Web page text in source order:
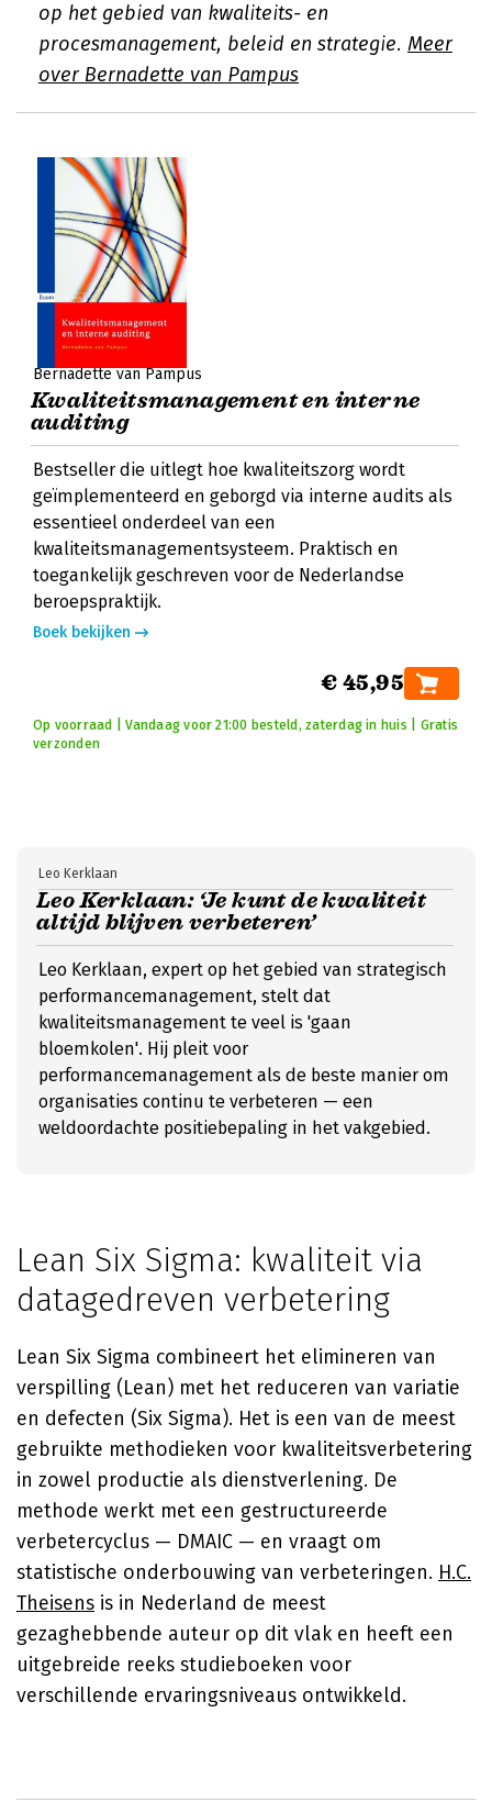
op het gebied van kwaliteits- en
procesmanagement, beleid en strategie. Meer
over Bernadette van Pampus
Bernadette van Pampus
Kwaliteitsmanagement en interne
auditing
Bestseller die uitlegt hoe kwaliteitszorg wordt
geïmplementeerd en geborgd via interne audits als
essentieel onderdeel van een
kwaliteitsmanagementsysteem. Praktisch en
toegankelijk geschreven voor de Nederlandse
beroepspraktijk.
Boek bekijken
€ 45,95
Op voorraad | Vandaag voor 21:00 besteld, zaterdag in huis | Gratis
verzonden
Leo Kerklaan: ‘Je kunt de kwaliteit
altijd blijven verbeteren’
Leo Kerklaan
Leo Kerklaan, expert op het gebied van strategisch
performancemanagement, stelt dat
kwaliteitsmanagement te veel is 'gaan
bloemkolen'. Hij pleit voor
performancemanagement als de beste manier om
organisaties continu te verbeteren — een
weldoordachte positiebepaling in het vakgebied.
Lean Six Sigma: kwaliteit via
datagedreven verbetering
Lean Six Sigma combineert het elimineren van
verspilling (Lean) met het reduceren van variatie
en defecten (Six Sigma). Het is een van de meest
gebruikte methodieken voor kwaliteitsverbetering
in zowel productie als dienstverlening. De
methode werkt met een gestructureerde
verbetercyclus — DMAIC — en vraagt om
statistische onderbouwing van verbeteringen. H.C.
Theisens is in Nederland de meest
gezaghebbende auteur op dit vlak en heeft een
uitgebreide reeks studieboeken voor
verschillende ervaringsniveaus ontwikkeld.